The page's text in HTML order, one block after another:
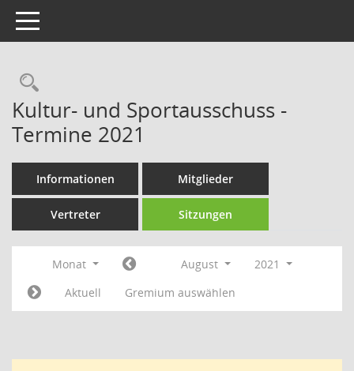
Toggle navigation
Rechercheauswahl
Kultur- und Sportausschuss -
Termine 2021
Informationen Mitglieder
Vertreter Sitzungen
Monat August
2021
Aktuell
Gremium auswählen